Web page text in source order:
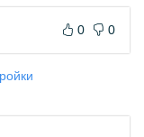
0 0